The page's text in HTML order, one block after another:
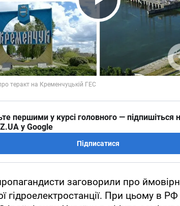
Play Video
першими у курсі головного — підпишіться
у Google
Підписатися
заговорили про
гідроелектростанції. При цьому в